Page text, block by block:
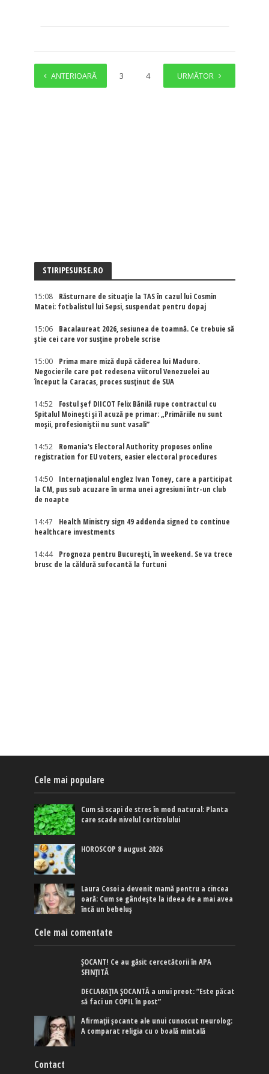
ANTERIOARĂ
1 2 3 4 25
URMĂTOR
STIRIPESURSE.RO
15:08
Răsturnare de situație la TAS în cazul lui Cosmin
Matei: fotbalistul lui Sepsi, suspendat pentru dopaj
15:06
Bacalaureat 2026, sesiunea de toamnă. Ce trebuie să
știe cei care vor susține probele scrise
15:00
Prima mare miză după căderea lui Maduro.
Negocierile care pot redesena viitorul Venezuelei au
început la Caracas, proces susținut de SUA
14:52
Fostul șef DIICOT Felix Bănilă rupe contractul cu
Spitalul Moinești și îl acuză pe primar: „Primăriile nu sunt
moșii, profesioniștii nu sunt vasali”
14:52
Romania's Electoral Authority proposes online
registration for EU voters, easier electoral procedures
14:50
Internaţionalul englez Ivan Toney, care a participat
la CM, pus sub acuzare în urma unei agresiuni într-un club
de noapte
14:47
Health Ministry sign 49 addenda signed to continue
healthcare investments
14:44
Prognoza pentru București, în weekend. Se va trece
brusc de la căldură sufocantă la furtuni
Cele mai populare
Cum să scapi de stres în mod natural: Planta
care scade nivelul cortizolului
HOROSCOP 8 august 2026
Laura Cosoi a devenit mamă pentru a cincea
oară: Cum se gândește la ideea de a mai avea
încă un bebeluș
Cele mai comentate
ȘOCANT! Ce au găsit cercetătorii în APA
SFINȚITĂ
DECLARAȚIA ȘOCANTĂ a unui preot: ”Este păcat
să faci un COPIL în post”
Afirmaţii şocante ale unui cunoscut neurolog:
A comparat religia cu o boală mintală
Contact